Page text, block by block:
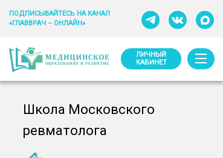
ПОДПИСЫВАЙТЕСЬ НА КАНАЛ
«ГЛАВВРАЧ – ОНЛАЙН»
ЛИЧНЫЙ
КАБИНЕТ
Школа Московского
ревматолога